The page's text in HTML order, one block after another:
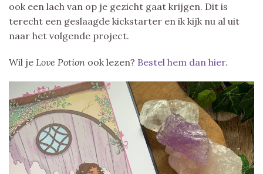
ook een lach van op je gezicht gaat krijgen. Dit is
terecht een geslaagde kickstarter en ik kijk nu al uit
naar het volgende project.
Wil je Love Potion ook lezen? Bestel hem dan hier.